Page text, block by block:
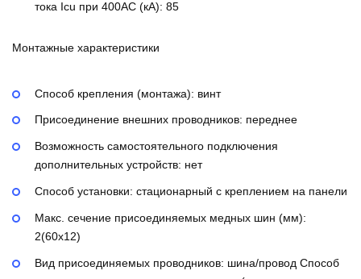
тока Icu при 400АС (кА): 85
Монтажные характеристики
Способ крепления (монтажа): винт
Присоединение внешних проводников: переднее
Возможность самостоятельного подключения
дополнительных устройств: нет
Способ установки: стационарный с креплением на панели
Макс. сечение присоединяемых медных шин (мм):
2(60х12)
Вид присоединяемых проводников: шина/провод Способ